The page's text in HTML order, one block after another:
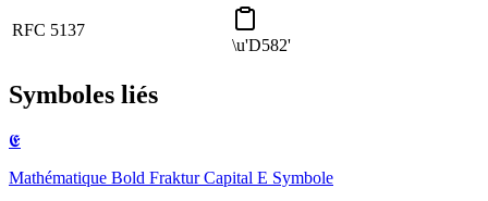
RFC 5137
\u'D582'
Symboles liés
𝕰
Mathématique Bold Fraktur Capital E Symbole